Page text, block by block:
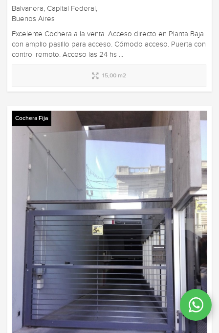
Balvanera, Capital Federal,
Buenos Aires
Excelente Cochera a la venta. Acceso directo en Planta Baja
con amplio pasillo para acceso. Cómodo acceso. Puerta con
control remoto. Acceso las 24 hs ...
15,00 m2
Cochera Fija